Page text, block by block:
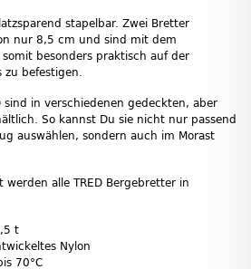
stapelbar. Zwei Bretter
nur 8,5 cm und sind mit dem
besonders praktisch auf der
zu befestigen.
sind in verschiedenen gedeckten, aber
So kannst Du sie nicht nur passend
auswählen, sondern auch im Morast
alle TRED Bergebretter in
t
Nylon
70°C